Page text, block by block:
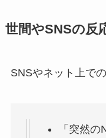
世間やSNSの反
SNSやネット上で
「突然